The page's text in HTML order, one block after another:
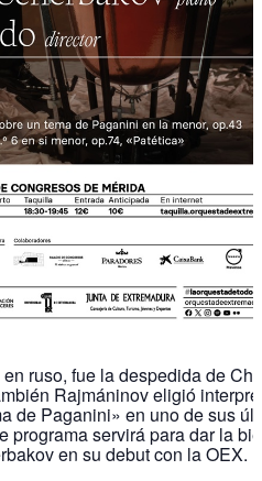
ruso, fue la despedida de
Rajmáninov eligió
de Paganini» en uno de sus
programa servirá para dar la
en su debut con la OEX.